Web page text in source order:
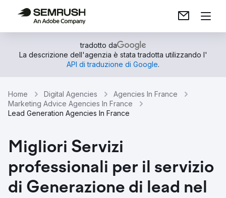
tradotto da
La descrizione dell'agenzia è stata tradotta utilizzando l'
API di traduzione di Google.
Home Digital Agencies
Agencies In France
Marketing Advice Agencies In France
Lead Generation Agencies In France
Migliori Servizi
professionali per il servizio
di Generazione di lead nel